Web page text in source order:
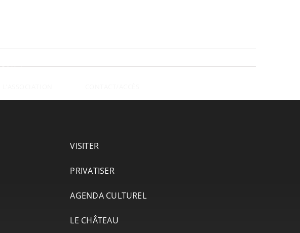
VISITER
PRIVATISER
AGENDA CULTUREL
LE CHÂTEAU